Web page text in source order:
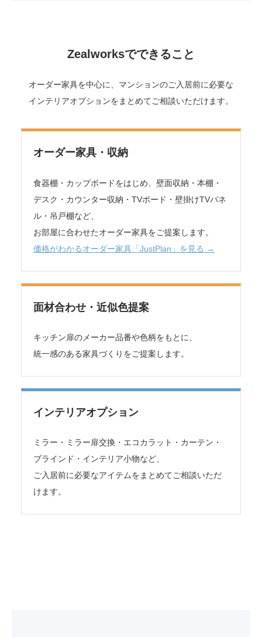
Zealworksでできること
オーダー家具を中心に、マンションのご入居前に必要な
インテリアオプションをまとめてご相談いただけます。
オーダー家具・収納
食器棚・カップボードをはじめ、壁面収納・本棚・
デスク・カウンター収納・TVボード・壁掛けTVパネ
ル・吊戸棚など、
お部屋に合わせたオーダー家具をご提案します。
価格がわかるオーダー家具「JustPlan」を見る →
面材合わせ・近似色提案
キッチン扉のメーカー品番や色柄をもとに、
統一感のある家具づくりをご提案します。
インテリアオプション
ミラー・ミラー扉交換・エコカラット・カーテン・
ブラインド・インテリア小物など、
ご入居前に必要なアイテムをまとめてご相談いただ
けます。